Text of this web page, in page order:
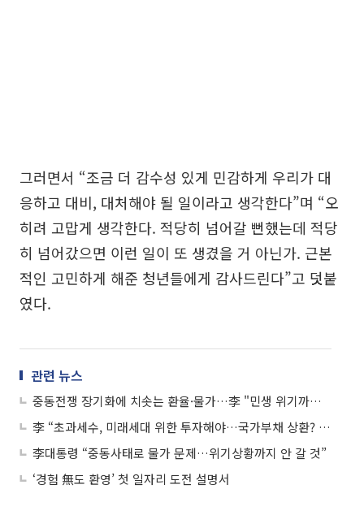
그러면서 “조금 더 감수성 있게 민감하게 우리가 대
응하고 대비, 대처해야 될 일이라고 생각한다”며 “오
히려 고맙게 생각한다. 적당히 넘어갈 뻔했는데 적당
히 넘어갔으면 이런 일이 또 생겼을 거 아닌가. 근본
적인 고민하게 해준 청년들에게 감사드린다”고 덧붙
였다.
관련 뉴스
중동전쟁 장기화에 치솟는 환율·물가…李 "민생 위기까지는 안 갈 것"
李 “초과세수, 미래세대 위한 투자해야…국가부채 상환? 바보같은 짓”
李대통령 “중동사태로 물가 문제…위기상황까지 안 갈 것”
‘경험 無도 환영’ 첫 일자리 도전 설명서